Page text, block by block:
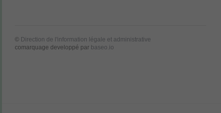
© Direction de l'information légale et administrative
comarquage developpé par baseo.io